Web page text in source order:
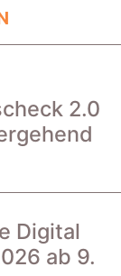
2.0
Digital
ab 9.